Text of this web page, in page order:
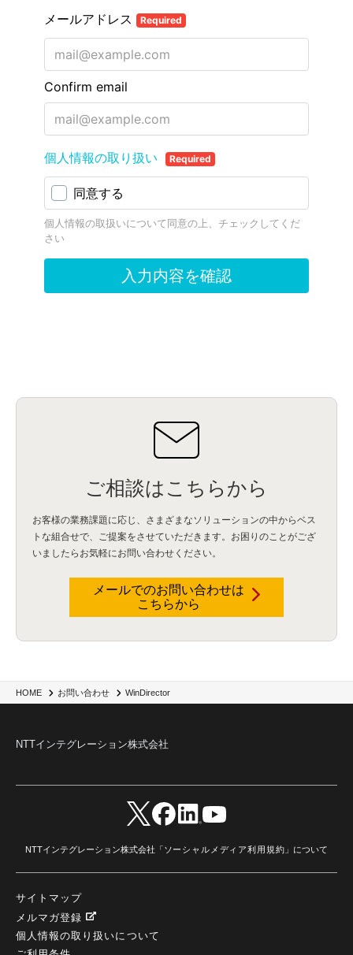
HOME お問い合わせ WinDirector
ご相談はこちらから
お客様の業務課題に応じ、さまざまなソリューションの中からベス
トな組合せで、
ご提案をさせていただきます。お困りのことがござ
いましたらお気軽にお問い合わせください。
メールでのお問い合わせは
こちらから
NTTインテグレーション株式会社
NTTインテグレーション株式会社「ソーシャルメディア利用規約 」について
サイトマップ
メルマガ登録
個人情報の取り扱いについて